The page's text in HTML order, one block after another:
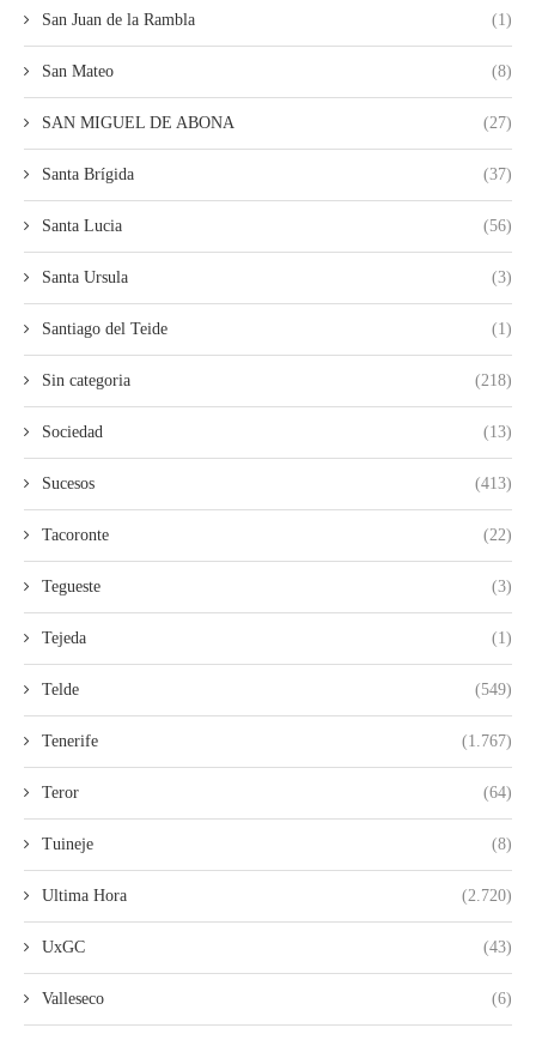
San Juan de la Rambla (1)
San Mateo (8)
SAN MIGUEL DE ABONA (27)
Santa Brígida (37)
Santa Lucia (56)
Santa Ursula (3)
Santiago del Teide (1)
Sin categoria (218)
Sociedad (13)
Sucesos (413)
Tacoronte (22)
Tegueste (3)
Tejeda (1)
Telde (549)
Tenerife (1.767)
Teror (64)
Tuineje (8)
Ultima Hora (2.720)
UxGC (43)
Valleseco (6)